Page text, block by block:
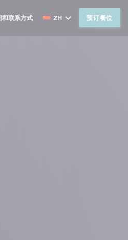
口中打开))
和联系方式 ZH 预订餐位